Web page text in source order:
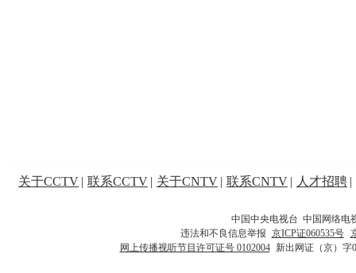
关于CCTV | 联系CCTV | 关于CNTV | 联系CNTV | 人才招聘 |
中国中央电视台 中国网络电
违法和不良信息举报 京ICP证060535号
网上传播视听节目许可证号 0102004 新出网证（京）